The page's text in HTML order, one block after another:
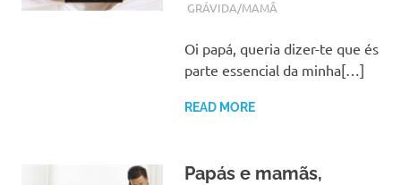
JANEIRO 22, 2018
ADMIN
GRÁVIDA/MAMÃ
Oi papá, queria dizer-te que és
parte essencial da minha[…]
READ MORE
Papás e mamãs,